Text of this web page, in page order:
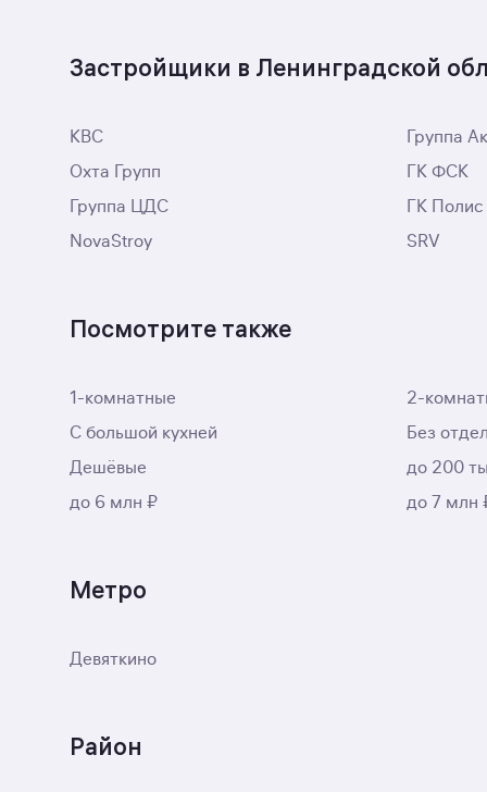
Застройщики в Ленинградской
КВС
Группа
Охта Групп
ГК ФСК
Группа ЦДС
ГК Полис
NovaStroy
SRV
Посмотрите также
1-комнатные
2-
С большой кухней
Без
Дешёвые
до 200
до 6 млн ₽
до 7 млн
Метро
Девяткино
Район